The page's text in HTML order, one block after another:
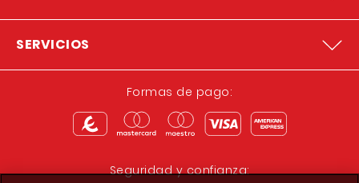
SERVICIOS
Formas de pago:
Seguridad y confianza: